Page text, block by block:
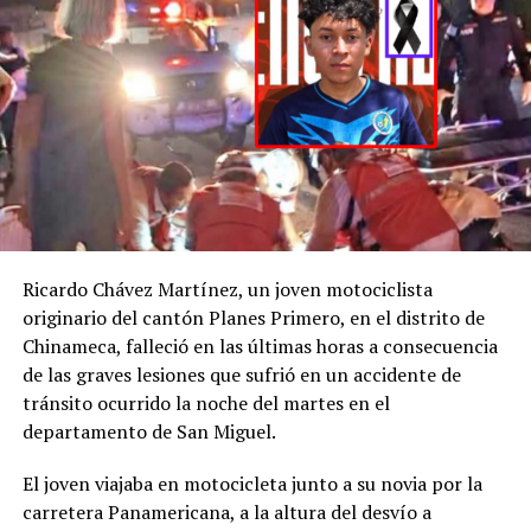
denuncia por la
desaparición de H. D.
C., la@FGR_SVactivó
el protocolo de
búsqueda, en
coordinación con la
@PNCSV.
Afortunadamente, ha
sido localizado sin ser
víctima de ningún
delito.
pic.twitter.com/
Ricardo Chávez Martínez, un joven motociclista
originario del cantón Planes Primero, en el distrito de
Chinameca, falleció en las últimas horas a consecuencia
de las graves lesiones que sufrió en un accidente de
tránsito ocurrido la noche del martes en el
departamento de San Miguel.
El joven viajaba en motocicleta junto a su novia por la
carretera Panamericana, a la altura del desvío a